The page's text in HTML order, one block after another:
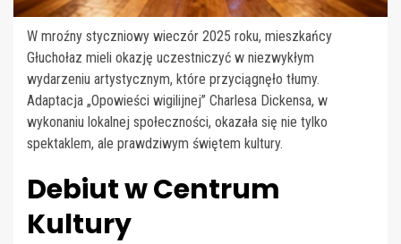
W mroźny styczniowy wieczór 2025 roku, mieszkańcy
Głuchołaz mieli okazję uczestniczyć w niezwykłym
wydarzeniu artystycznym, które przyciągnęło tłumy.
Adaptacja „Opowieści wigilijnej” Charlesa Dickensa, w
wykonaniu lokalnej społeczności, okazała się nie tylko
spektaklem, ale prawdziwym świętem kultury.
Debiut w Centrum
Kultury